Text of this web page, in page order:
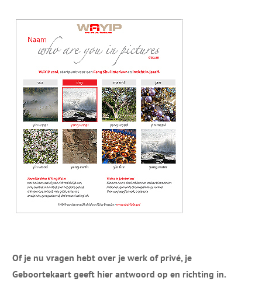
Of je nu vragen hebt over je werk of privé, je
Geboortekaart ​geeft hier antwoord op en richting in.